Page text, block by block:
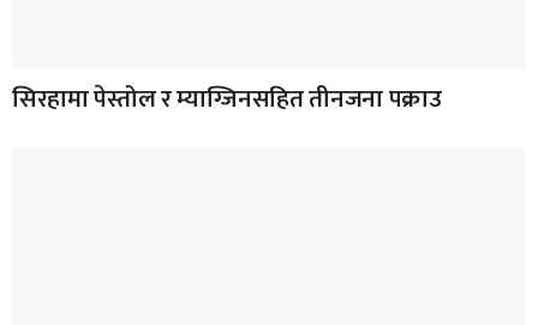
सिरहामा पेस्तोल र म्याग्जिनसहित तीनजना पक्राउ